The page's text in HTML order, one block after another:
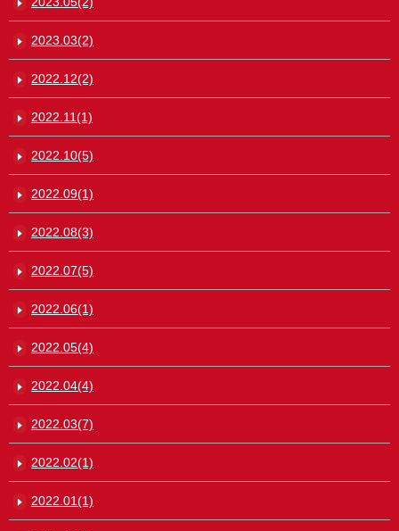
2023.03(2)
2022.12(2)
2022.11(1)
2022.10(5)
2022.09(1)
2022.08(3)
2022.07(5)
2022.06(1)
2022.05(4)
2022.04(4)
2022.03(7)
2022.02(1)
2022.01(1)